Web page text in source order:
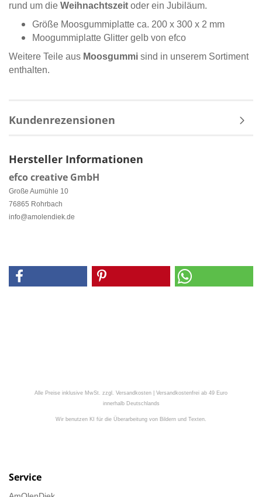
rund um die Weihnachtszeit oder ein Jubiläum.
Größe Moosgummiplatte ca. 200 x 300 x 2 mm
Moogummiplatte Glitter gelb von efco
Weitere Teile aus Moosgummi sind in unserem Sortiment
enthalten.
Kundenrezensionen
Hersteller Informationen
efco creative GmbH
Große Aumühle 10
76865 Rohrbach
info@amolendiek.de
Alle Preise inklusive MwSt. zzgl. Versandkosten | Versandkostenfrei ab 49 Euro
innerhalb Deutschlands
Wir benutzen KI für die Überarbeitung von Bildern und Texten.
Service